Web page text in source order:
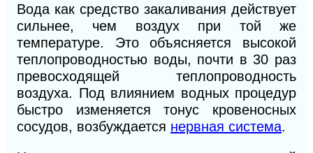
Вода как средство закаливания действует
сильнее, чем воздух при той же
температуре. Это объясняется высокой
теплопроводностью воды, почти в 30 раз
превосходящей теплопроводность
воздуха. Под влиянием водных процедур
быстро изменяется тонус кровеносных
сосудов, возбуждается нервная система.